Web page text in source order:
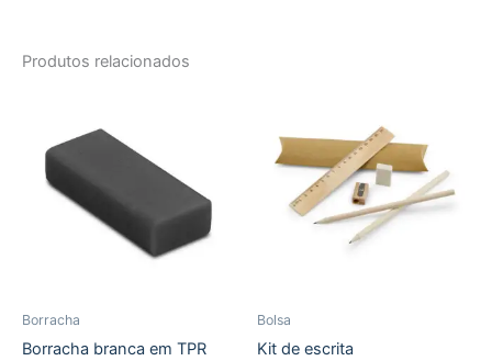
Produtos relacionados
Borracha
Borracha branca em TPR
Bolsa
Kit de escrita